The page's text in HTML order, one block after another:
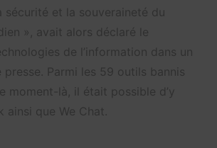
sécurité et la souveraineté du
», avait alors déclaré le
de l’information dans un
presse. Parmi les 59 outils bannis
moment-là, il était possible d’y
ainsi que We Chat.